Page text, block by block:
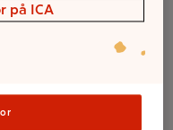
på ICA